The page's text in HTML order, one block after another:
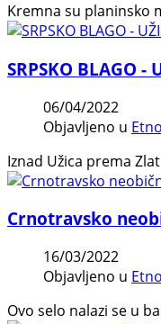
Kremna su planinsko
SRPSKO BLAGO -
06/04/2022
Objavljeno u
Iznad Užica prema
Crnotravsko
16/03/2022
Objavljeno u
Ovo selo nalazi se u